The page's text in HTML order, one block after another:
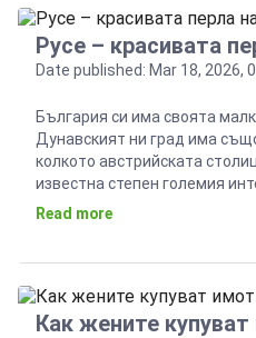
Русе – красивата
Date published: Mar 18, 2026,
България си има своята
Дунавският ни град има
колкото австрийската
известна степен големия
имоти в идеалния център.
Read more
Как жените